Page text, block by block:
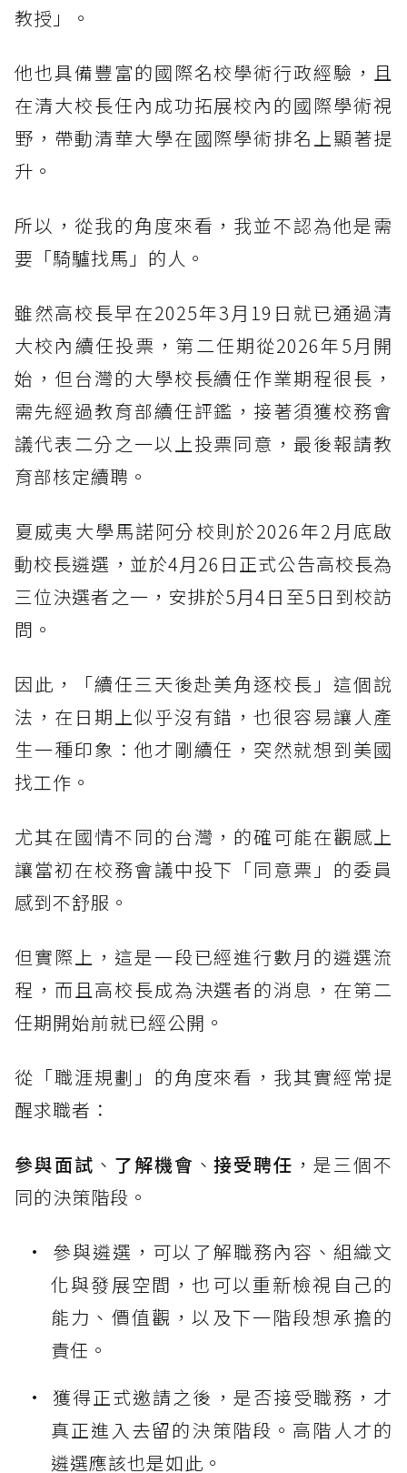
教授」。
他也具備豐富的國際名校學術行政經驗，且
在清大校長任內成功拓展校內的國際學術視
野，帶動清華大學在國際學術排名上顯著提
升。
所以，從我的角度來看，我並不認為他是需
要「騎驢找馬」的人。
雖然高校長早在2025年3月19日就已通過清
大校內續任投票，第二任期從2026年5月開
始，但台灣的大學校長續任作業期程很長，
需先經過教育部續任評鑑，接著須獲校務會
議代表二分之一以上投票同意，最後報請教
育部核定續聘。
夏威夷大學馬諾阿分校則於2026年2月底啟
動校長遴選，並於4月26日正式公告高校長為
三位決選者之一，安排於5月4日至5日到校訪
問。
因此，「續任三天後赴美角逐校長」這個說
法，在日期上似乎沒有錯，也很容易讓人產
生一種印象：他才剛續任，突然就想到美國
找工作。
尤其在國情不同的台灣，的確可能在觀感上
讓當初在校務會議中投下「同意票」的委員
感到不舒服。
但實際上，這是一段已經進行數月的遴選流
程，而且高校長成為決選者的消息，在第二
任期開始前就已經公開。
從「職涯規劃」的角度來看，我其實經常提
醒求職者：
參與面試 、 了解機會 、接受聘任 ，是三個不
同的決策階段。
參與遴選，可以了解職務內容、組織文
化與發展空間，也可以重新檢視自己的
能力、價值觀，以及下一階段想承擔的
責任。
獲得正式邀請之後，是否接受職務，才
真正進入去留的決策階段。高階人才的
遴選應該也是如此。